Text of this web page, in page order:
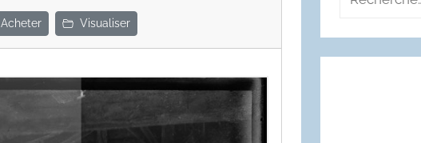
Acheter Visualiser
: